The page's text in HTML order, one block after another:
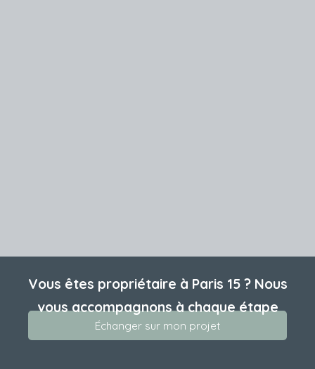
Vous êtes propriétaire à Paris 15 ? Nous
vous accompagnons à chaque étape
Échanger sur mon projet